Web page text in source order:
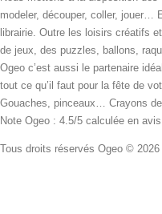
modeler, découper, coller, jouer…
librairie. Outre les loisirs créatifs
de jeux, des puzzles, ballons,
Ogeo c’est aussi le partenaire
tout ce qu’il faut pour la fête de
Gouaches, pinceaux… Crayons
Note Ogeo : 4.5/5 calculée en
Tous droits réservés Ogeo © 2026